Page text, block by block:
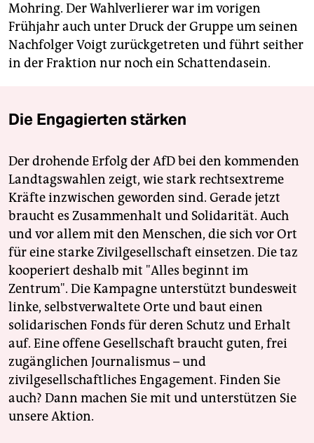
Mohring. Der Wahlverlierer war im vorigen
Frühjahr auch unter Druck der Gruppe um seinen
Nachfolger Voigt zurückgetreten und führt seither
in der Fraktion nur noch ein Schattendasein.
Die Engagierten stärken
Der drohende Erfolg der AfD bei den kommenden
Landtagswahlen zeigt, wie stark rechtsextreme
Kräfte inzwischen geworden sind. Gerade jetzt
braucht es Zusammenhalt und Solidarität. Auch
und vor allem mit den Menschen, die sich vor Ort
für eine starke Zivilgesellschaft einsetzen. Die taz
kooperiert deshalb mit "Alles beginnt im
Zentrum". Die Kampagne unterstützt bundesweit
linke, selbstverwaltete Orte und baut einen
solidarischen Fonds für deren Schutz und Erhalt
auf. Eine offene Gesellschaft braucht guten, frei
zugänglichen Journalismus – und
zivilgesellschaftliches Engagement. Finden Sie
auch? Dann machen Sie mit und unterstützen Sie
unsere Aktion.